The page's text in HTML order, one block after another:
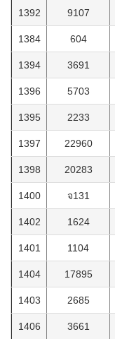
1392 9107
1384 604
1394 3691
1396 5703
1395 2233
1397 22960
1398 20283
1400 จ131
1402 1624
1401 1104
1404 17895
1403 2685
1406 3661